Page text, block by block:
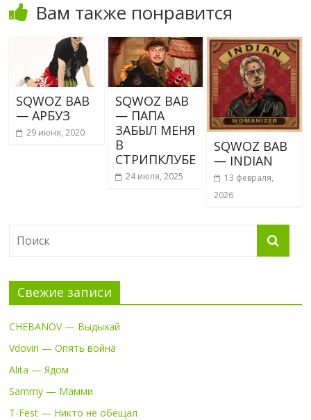
Вам также понравится
SQWOZ BAB
— АРБУЗ
29 июня, 2020
SQWOZ BAB
— ПАПА
ЗАБЫЛ МЕНЯ
В
СТРИПКЛУБЕ
24 июля, 2025
SQWOZ BAB
— INDIAN
13 февраля,
2026
Свежие записи
CHEBANOV — Выдыхай
Vdovin — Опять война
Alita — Ядом
Sammy — Мамми
T-Fest — Никто не обещал